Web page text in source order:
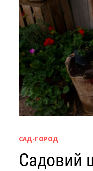
САД-ГОРОД
Садовий